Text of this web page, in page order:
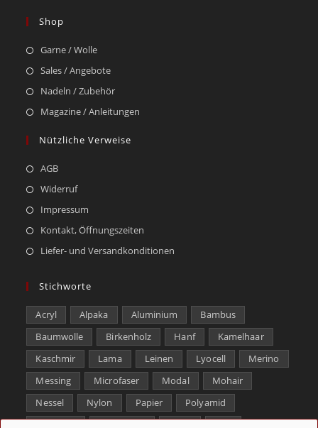
Shop
Garne / Wolle
Sales / Angebote
Nadeln / Zubehör
Magazine / Anleitungen
Nützliche Verweise
AGB
Widerruf
Impressum
Kontakt, Öffnungszeiten
Liefer- und Versandkonditionen
Stichworte
Acryl Alpaka Aluminium
Bambus
Baumwolle
Birkenholz Hanf
Kamelhaar
Kaschmir
Lama Leinen Lyocell
Merino
Messing
Microfaser Modal
Mohair
Nessel
Nylon Papier
Polyamid